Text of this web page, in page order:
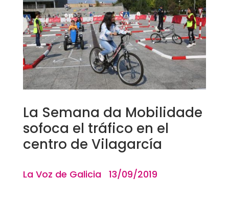
La Semana da Mobilidade
sofoca el tráfico en el
centro de Vilagarcía
La Voz de Galicia 13/09/2019